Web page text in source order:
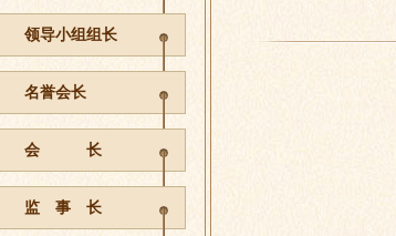
领导小组组长
名誉会长
会 长
监 事 长